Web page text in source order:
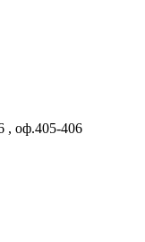
, оф.405-406